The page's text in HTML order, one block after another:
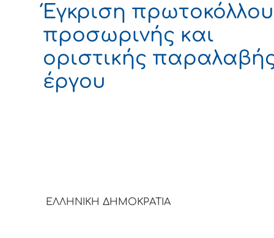
Έγκριση πρωτοκόλλου
προσωρινής και
οριστικής
έργου
ΕΛΛΗΝΙΚΗ ΔΗΜΟΚΡΑΤΙΑ